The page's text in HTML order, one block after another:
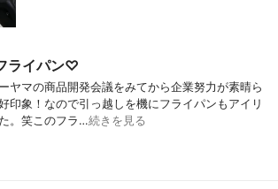
ライパン♡
ヤマの商品開発会議をみてから企業努力が素晴ら
印象！なので引っ越しを機にフライパンもアイリ
。笑このフラ…続きを見る